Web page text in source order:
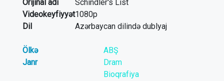
Orijinal adı
Schindler's List
Videokeyfiyyət1080p
Dil
Azərbaycan dilində dublyaj
Ölkə
ABŞ
Janr
Dram
Bioqrafiya